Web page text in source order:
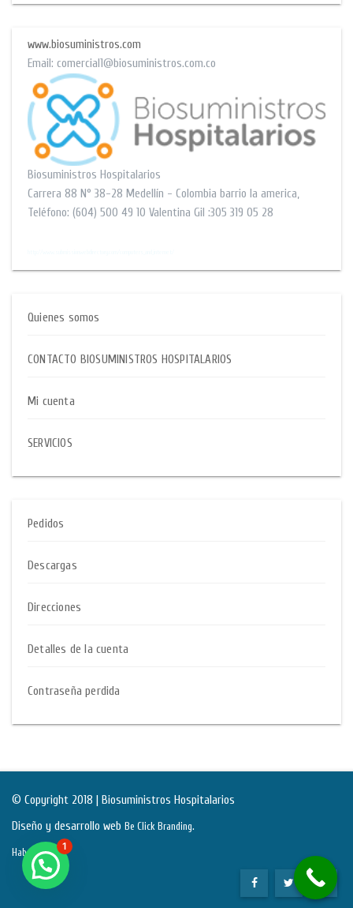
www.biosuministros.com
Email: comercial1@biosuministros.com.co
Biosuministros Hospitalarios
Carrera 88 N° 38-28 Medellín - Colombia barrio la america,
Teléfono: (604) 500 49 10 Valentina Gil :305 319 05 28
Quienes somos
CONTACTO BIOSUMINISTROS HOSPITALARIOS
Mi cuenta
SERVICIOS
Pedidos
Descargas
Direcciones
Detalles de la cuenta
Contraseña perdida
© Copyright 2018 | Biosuministros Hospitalarios
Diseño y desarrollo web Be Click Branding.
Habeas Data
1